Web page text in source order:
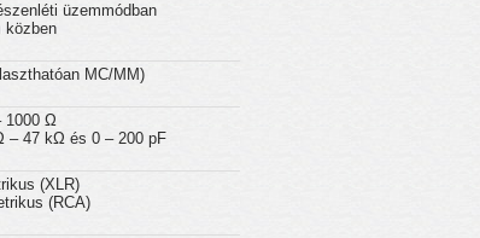
üzemmódban
közben
MC/MM)
1000 Ω
– 47 kΩ és 0 – 200 pF
(XLR)
(RCA)